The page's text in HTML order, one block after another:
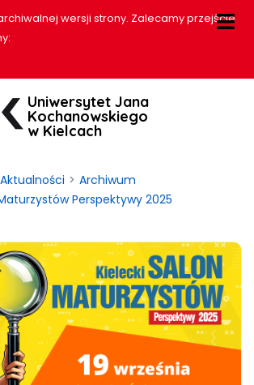
wersji strony. Zalecamy przejście
Uniwersytet Jana
Kochanowskiego
w Kielcach
Aktualności
Archiwum
Perspektywy 2025